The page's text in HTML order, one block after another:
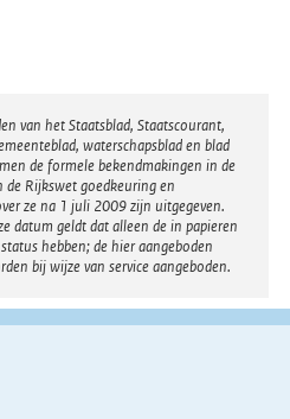
van het Staatsblad, Staatscourant,
waterschapsblad en blad
de formele bekendmakingen in de
de Rijkswet goedkeuring en
ze na 1 juli 2009 zijn uitgegeven.
datum geldt dat alleen de in papieren
hebben; de hier aangeboden
bij wijze van service aangeboden.